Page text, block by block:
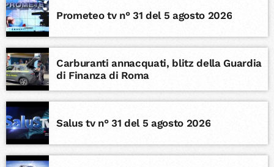
Prometeo tv n° 31 del 5 agosto 2026
Carburanti annacquati, blitz della Guardia
di Finanza di Roma
Salus tv n° 31 del 5 agosto 2026